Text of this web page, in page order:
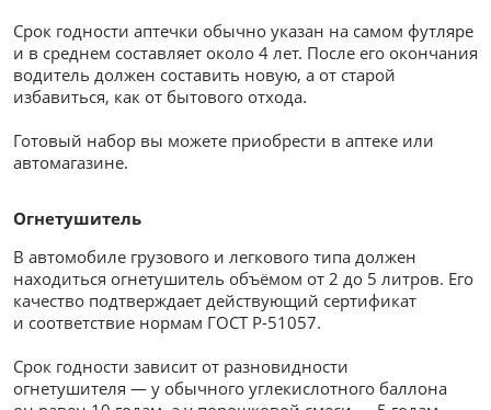
Срок годности аптечки обычно указан на самом футляре
и в среднем составляет около 4 лет. После его окончания
водитель должен составить новую, а от старой
избавиться, как от бытового отхода.
Готовый набор вы можете приобрести в аптеке или
автомагазине.
Огнетушитель
В автомобиле грузового и легкового типа должен
находиться огнетушитель объёмом от 2 до 5 литров. Его
качество подтверждает действующий сертификат
и соответствие нормам ГОСТ Р-51057.
Срок годности зависит от разновидности
огнетушителя — у обычного углекислотного баллона